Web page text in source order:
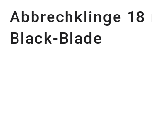
Abbrechklinge 18
Black-Blade